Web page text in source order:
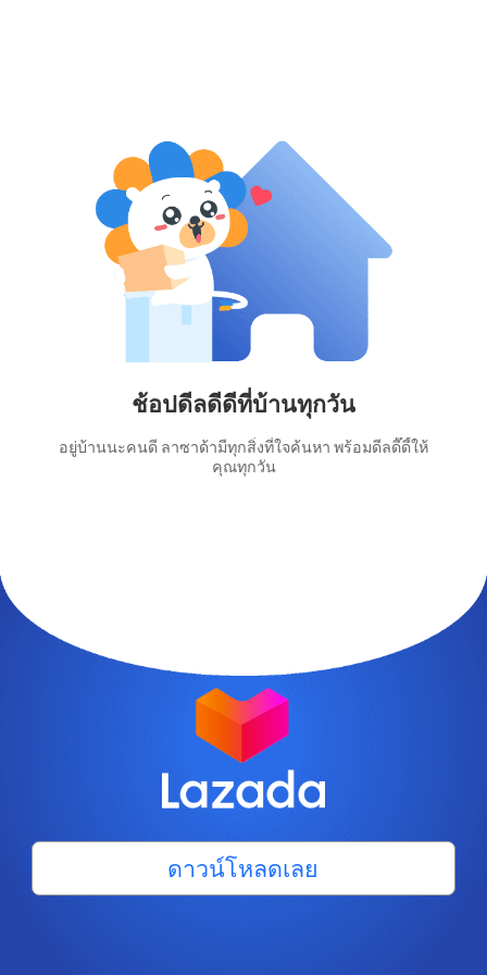
ช้อปดีลดีดีที่บ้านทุกวัน
อยู่บ้านนะคนดี ลาซาด้ามีทุกสิ่งที่ใจค้นหา พร้อมดีลดี๊ดี้ให้
คุณทุกวัน
ดาวน์โหลดเลย